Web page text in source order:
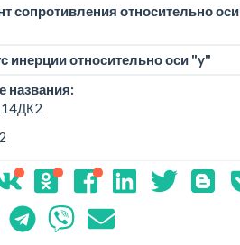
сопротивления относительно оси
инерции относительно оси "y"
названия: